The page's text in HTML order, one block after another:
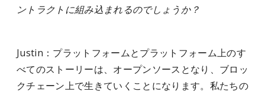
ントラクトに組み込まれるのでしょうか？
Justin：プラットフォームとプラットフォーム上のす
べてのストーリーは、オープンソースとなり、ブロッ
クチェーン上で生きていくことになります。私たちの